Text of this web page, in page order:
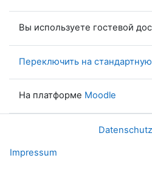
Вы используете гостевой
Переключить на
На платформе Moodle
Datenschutz
Impressum